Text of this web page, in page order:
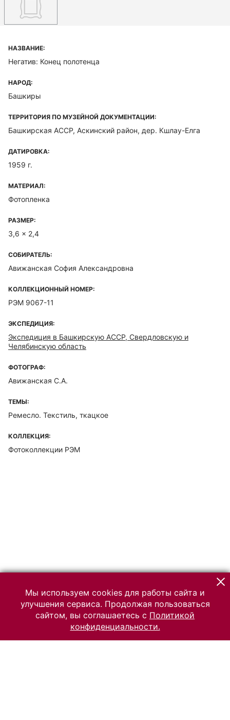
НАЗВАНИЕ:
Негатив: Конец полотенца
НАРОД:
Башкиры
ТЕРРИТОРИЯ ПО МУЗЕЙНОЙ ДОКУМЕНТАЦИИ:
Башкирская ACCP, Аскинский район, дер. Кшлау-Елга
ДАТИРОВКА:
1959 г.
МАТЕРИАЛ:
Фотопленка
РАЗМЕР:
3,6 x 2,4
СОБИРАТЕЛЬ:
Авижанская София Александровна
КОЛЛЕКЦИОННЫЙ НОМЕР:
РЭМ 9067-11
ЭКСПЕДИЦИЯ:
Экспедиция в Башкирскую АССР, Свердловскую и
Челябинскую область
ФОТОГРАФ:
Авижанская С.А.
ТЕМЫ:
Ремесло. Текстиль, ткацкое
КОЛЛЕКЦИЯ:
Фотоколлекции РЭМ
Мы используем cookies для работы сайта и
улучшения сервиса. Продолжая пользоваться
сайтом, вы соглашаетесь с Политикой
конфиденциальности.